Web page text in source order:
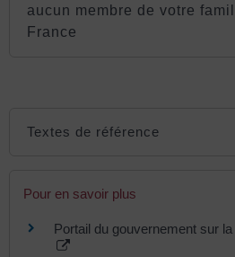
aucun membre de votre
France
Textes de référence
Pour en savoir plus
Portail du gouvernement sur